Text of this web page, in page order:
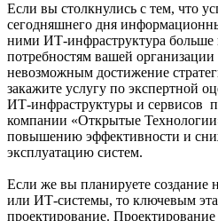
Если вы столкнулись с тем, что
сегодняшнего дня
ними ИТ-инфраструктура больше
потребностям вашей организации
невозможным достижение
закажите услугу по экспертной
ИТ-инфраструктуры и сервисов
компании «Открытые
повышению эффективности и
эксплуатацию систем.
Если же вы планируете
или ИТ-системы, то ключевым
проектирование.